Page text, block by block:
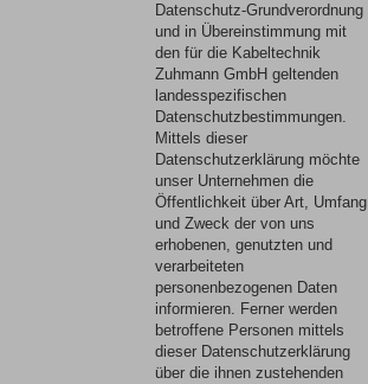
Datenschutz-Grundverordnung
und in Übereinstimmung mit
den für die Kabeltechnik
Zuhmann GmbH geltenden
landesspezifischen
Datenschutzbestimmungen.
Mittels dieser
Datenschutzerklärung möchte
unser Unternehmen die
Öffentlichkeit über Art, Umfang
und Zweck der von uns
erhobenen, genutzten und
verarbeiteten
personenbezogenen Daten
informieren. Ferner werden
betroffene Personen mittels
dieser Datenschutzerklärung
über die ihnen zustehenden